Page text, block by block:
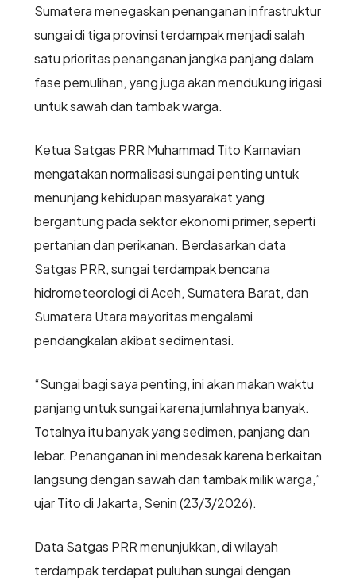
Sumatera menegaskan penanganan infrastruktur
sungai di tiga provinsi terdampak menjadi salah
satu prioritas penanganan jangka panjang dalam
fase pemulihan, yang juga akan mendukung irigasi
untuk sawah dan tambak warga.
Ketua Satgas PRR Muhammad Tito Karnavian
mengatakan normalisasi sungai penting untuk
menunjang kehidupan masyarakat yang
bergantung pada sektor ekonomi primer, seperti
pertanian dan perikanan. Berdasarkan data
Satgas PRR, sungai terdampak bencana
hidrometeorologi di Aceh, Sumatera Barat, dan
Sumatera Utara mayoritas mengalami
pendangkalan akibat sedimentasi.
“Sungai bagi saya penting, ini akan makan waktu
panjang untuk sungai karena jumlahnya banyak.
Totalnya itu banyak yang sedimen, panjang dan
lebar. Penanganan ini mendesak karena berkaitan
langsung dengan sawah dan tambak milik warga,”
ujar Tito di Jakarta, Senin (23/3/2026).
Data Satgas PRR menunjukkan, di wilayah
terdampak terdapat puluhan sungai dengan